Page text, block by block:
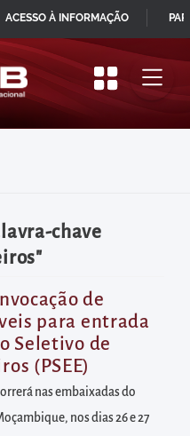
chave
de
para entrada
Seletivo de
(PSEE)
nas embaixadas do
nos dias 26 e 27
ACESSO À INFORMAÇÃO